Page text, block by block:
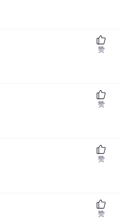
赞
赞
赞
赞